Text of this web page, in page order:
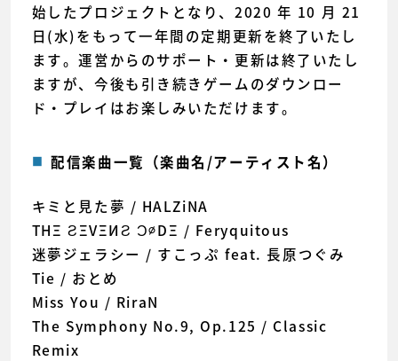
始したプロジェクトとなり、2020 年 10 月 21
日(水)をもって一年間の定期更新を終了いたし
ます。運営からのサポート・更新は終了いたし
ますが、今後も引き続きゲームのダウンロー
ド・プレイはお楽しみいただけます。
配信楽曲一覧（楽曲名/アーティスト名）
キミと見た夢 / HALZiNA
TΗΞ ƧΞVΞИƧ Ͻ∅DΞ / Feryquitous
迷夢ジェラシー / すこっぷ feat. 長原つぐみ
Tie / おとめ
Miss You / RiraN
The Symphony No.9, Op.125 / Classic
Remix